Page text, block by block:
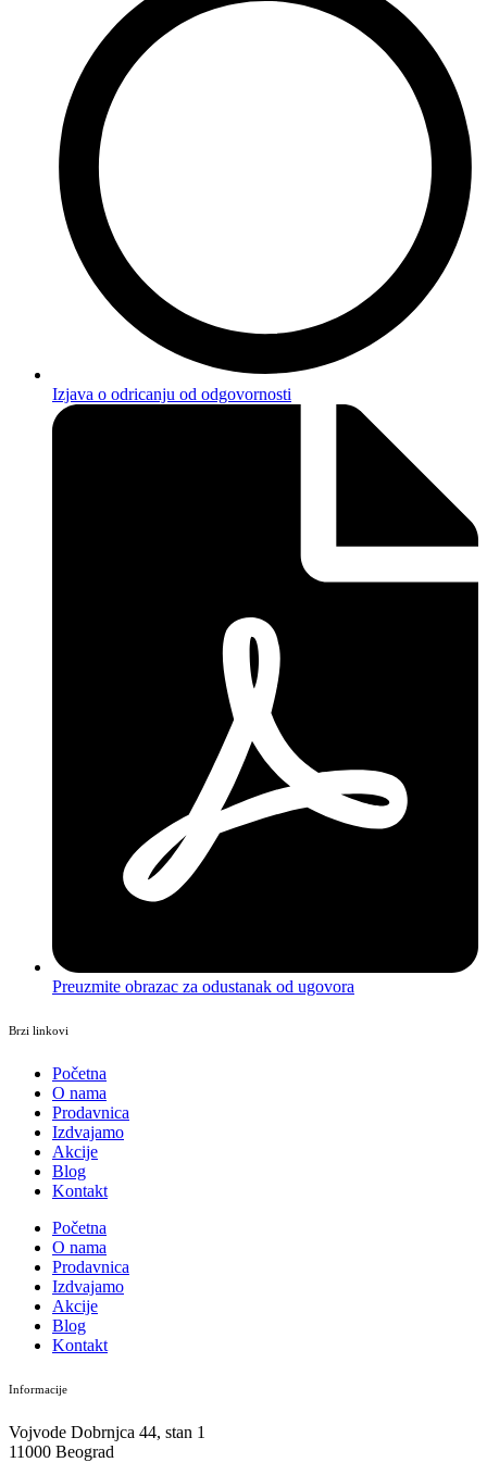
Izjava o odricanju od odgovornosti
Preuzmite obrazac za odustanak od ugovora
Brzi linkovi
Početna
O nama
Prodavnica
Izdvajamo
Akcije
Blog
Kontakt
Početna
O nama
Prodavnica
Izdvajamo
Akcije
Blog
Kontakt
Informacije
Vojvode Dobrnjca 44, stan 1
11000 Beograd